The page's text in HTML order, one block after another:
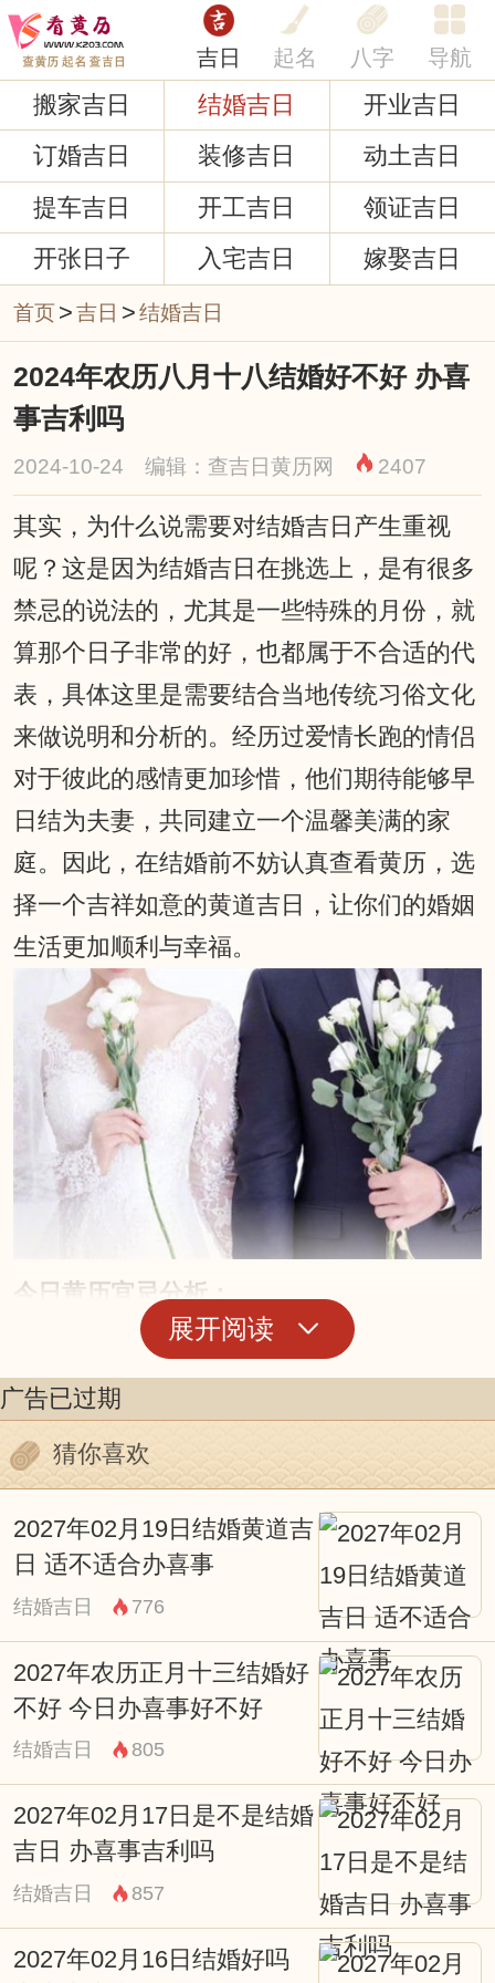
吉日 起名 八字 导航
搬家吉日 结婚吉日
开业吉日
订婚吉日
装修吉日
动土吉日
提车吉日
开工吉日
领证吉日
开张日子
入宅吉日 嫁娶吉日
首页>吉日 >结婚吉日
2024年农历八月十八结婚好不好 办喜
事吉利吗
2024-10-24 编辑：查吉日黄历网 2407
其实，为什么说需要对结婚吉日产生重视
呢？这是因为结婚吉日在挑选上，是有很多
禁忌的说法的，尤其是一些特殊的月份，就
算那个日子非常的好，也都属于不合适的代
表，具体这里是需要结合当地传统习俗文化
来做说明和分析的。经历过爱情长跑的情侣
对于彼此的感情更加珍惜，他们期待能够早
日结为夫妻，共同建立一个温馨美满的家
庭。因此，在结婚前不妨认真查看黄历，选
择一个吉祥如意的黄道吉日，让你们的婚姻
生活更加顺利与幸福。
今日黄历宜忌分析：
公历 2024年09月20日星期五 农历 二〇二四
八月十八
五行：年五行：覆灯火 月五行：剑锋金 日
五行：屋上土
丁亥
宜：开业 提车 立券 挂匾 开光 出行 乔迁 搬
忌：作灶 行丧 理发 乘船 结婚 安葬
今日是结婚黄道吉日吗
黄历查询可知，此日不宜结婚。（温馨提
示：好的日子需参考您们的八字，可使用下
方【结婚吉日】服务筛选出适合结婚的上等
佳日。）
2024年09月20日结婚吉祥时辰：
23:00-00:59 子时
展开阅读
广告已过期
猜你喜欢
2027年02月19日结婚黄道吉
日 适不适合办喜事
结婚吉日 776
2027年农历正月十三结婚好
不好 今日办喜事好不好
结婚吉日 805
2027年02月17日是不是结婚
吉日 办喜事吉利吗
结婚吉日 857
2027年02月16日结婚好吗